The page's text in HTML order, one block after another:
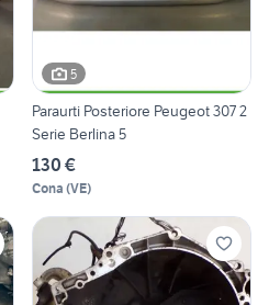
5
Paraurti Posteriore Peugeot 307 2
Serie Berlina 5
130 €
Cona (VE)